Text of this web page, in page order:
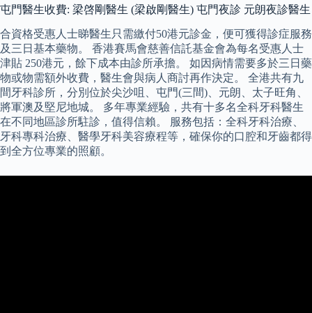
屯門醫生收費: 梁啓剛醫生 (梁啟剛醫生) 屯門夜診 元朗夜診醫生
合資格受惠人士睇醫生只需繳付50港元診金，便可獲得診症服務
及三日基本藥物。 香港賽馬會慈善信託基金會為每名受惠人士
津貼 250港元，餘下成本由診所承擔。 如因病情需要多於三日藥
物或物需額外收費，醫生會與病人商討再作決定。 全港共有九
間牙科診所，分別位於尖沙咀、屯門(三間)、元朗、太子旺角、
將軍澳及堅尼地城。 多年專業經驗，共有十多名全科牙科醫生
在不同地區診所駐診，值得信賴。 服務包括：全科牙科治療、
牙科專科治療、醫學牙科美容療程等，確保你的口腔和牙齒都得
到全方位專業的照顧。